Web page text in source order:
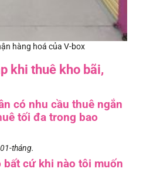
hàng hoá của V-box
khi thuê kho bãi,
có nhu cầu thuê ngắn
tối đa trong bao
tháng.
bất cứ khi nào tôi muốn